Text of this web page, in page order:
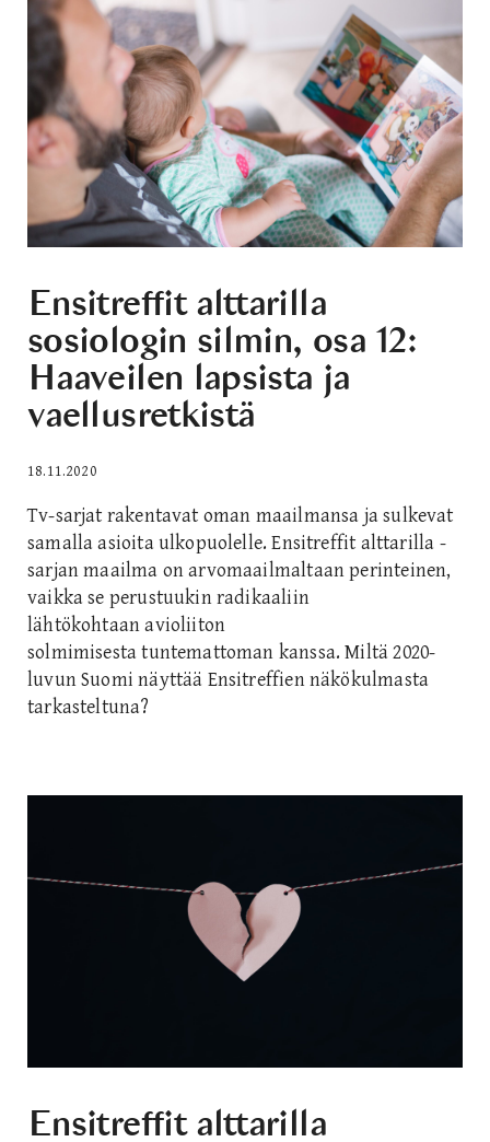
Ensitreffit alttarilla
sosiologin silmin, osa 12:
Haaveilen lapsista ja
vaellusretkistä
18.11.2020
Tv-sarjat rakentavat oman maailmansa ja sulkevat
samalla asioita ulkopuolelle. Ensitreffit alttarilla -
sarjan maailma on arvomaailmaltaan perinteinen,
vaikka se perustuukin radikaaliin
lähtökohtaan avioliiton
solmimisesta tuntemattoman kanssa. Miltä 2020-
luvun Suomi näyttää Ensitreffien näkökulmasta
tarkasteltuna?
Ensitreffit alttarilla